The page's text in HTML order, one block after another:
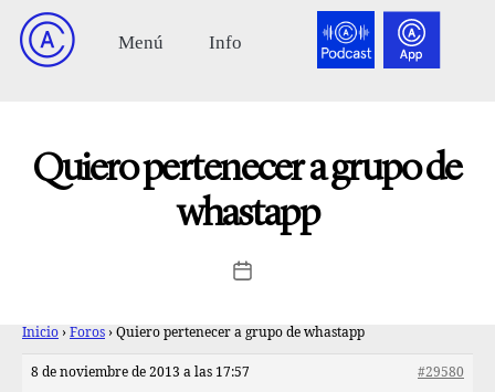
Quiero pertenecer a grupo de
whastapp
Inicio › Foros › Quiero pertenecer a grupo de whastapp
8 de noviembre de 2013 a las 17:57
#29580